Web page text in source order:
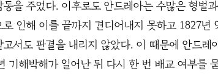
을 주었다. 이후로도 안드레아는 수많은 형벌
인해 이를 끝까지 견디어내지 못하고 1827년
서도 판결을 내리지 않았다. 이 때문에 안드레
기해박해가 일어난 뒤 다시 한 번 배교 여부를